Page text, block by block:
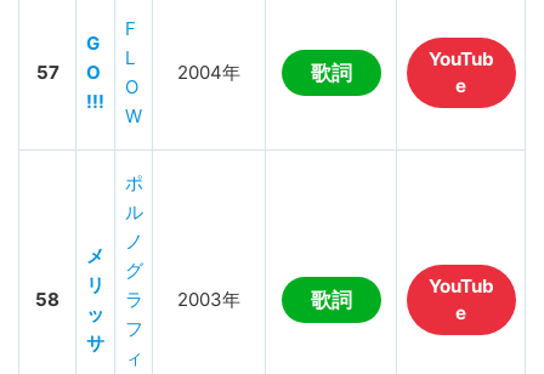
57
G
O
!!!
F
L
O
W
2004年 歌詞
YouTub
e
58
メ
リ
ッ
サ
ポ
ル
ノ
グ
ラ
フ
ィ
2003年 歌詞
YouTub
e